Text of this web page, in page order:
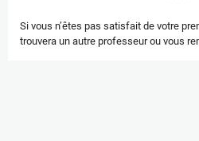
Si vous n’êtes pas satisfait de votre
trouvera un autre professeur ou vous